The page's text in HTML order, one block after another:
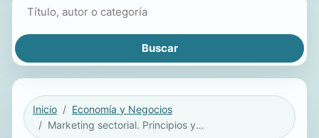
Inicio
Economía y Negocios
Marketing sectorial. Principios y aplicaciones